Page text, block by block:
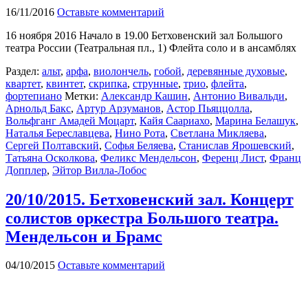
16/11/2016 Оставьте комментарий
16 ноября 2016 Начало в 19.00 Бетховенский зал Большого
театра России (Театральная пл., 1) Флейта соло и в ансамблях
Раздел: альт, арфа, виолончель, гобой, деревянные духовые,
квартет, квинтет, скрипка, струнные, трио, флейта,
фортепиано Метки: Александр Кашин, Антонио Вивальди,
Арнольд Бакс, Артур Арзуманов, Астор Пьяццолла,
Вольфганг Амадей Моцарт, Кайя Саариахо, Марина Белашук,
Наталья Береславцева, Нино Рота, Светлана Микляева,
Сергей Полтавский, Софья Беляева, Станислав Ярошевский,
Татьяна Осколкова, Феликс Мендельсон, Ференц Лист, Франц
Допплер, Эйтор Вилла-Лобос
20/10/2015. Бетховенский зал. Концерт
солистов оркестра Большого театра.
Мендельсон и Брамс
04/10/2015 Оставьте комментарий